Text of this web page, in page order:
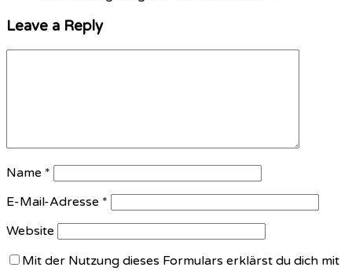
Leave a Reply
Name *
E-Mail-Adresse *
Website
Mit der Nutzung dieses Formulars erklärst du dich mit